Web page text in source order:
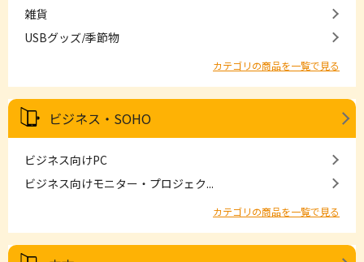
雑貨
USBグッズ/季節物
カテゴリの商品を一覧で見る
ビジネス・SOHO
ビジネス向けPC
ビジネス向けモニター・プロジェク...
カテゴリの商品を一覧で見る